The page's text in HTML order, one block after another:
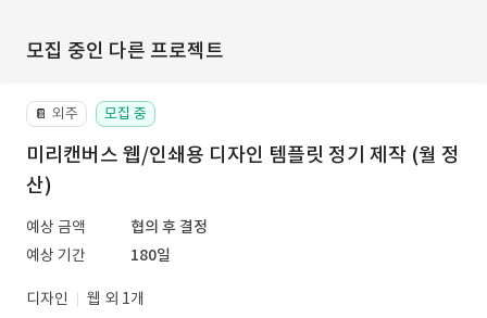
모집 중인 다른 프로젝트
📔 외주 모집 중
미리캔버스 웹/인쇄용 디자인 템플릿 정기 제작 (월 정
산)
예상 금액
협의 후 결정
예상 기간
180일
디자인
웹 외 1개